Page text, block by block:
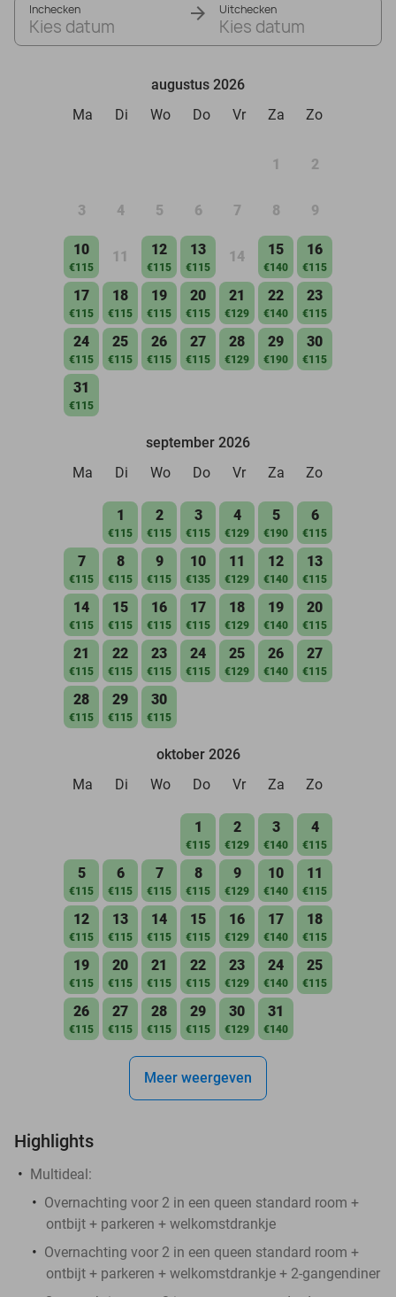
Inchecken
Kies datum
Uitchecken
Kies datum
augustus 2026
Ma
Di Wo Do Vr Za Zo
1 2
3 4 5 6 7 8 9
10
€115
11 12
€115
13
€115
14 15
€140
16
€115
17
€115
18
€115
19
€115
20
€115
21
€129
22
€140
23
€115
24
€115
25
€115
26
€115
27
€115
28
€129
29
€190
30
€115
31
€115
september 2026
Ma
Di Wo Do Vr Za Zo
1
€115
2
€115
3
€115
4
€129
5
€190
6
€115
7
€115
8
€115
9
€115
10
€135
11
€129
12
€140
13
€115
14
€115
15
€115
16
€115
17
€115
18
€129
19
€140
20
€115
21
€115
22
€115
23
€115
24
€115
25
€129
26
€140
27
€115
28
€115
29
€115
30
€115
oktober 2026
Ma
Di Wo Do Vr Za Zo
1
€115
2
€129
3
€140
4
€115
5
€115
6
€115
7
€115
8
€115
9
€129
10
€140
11
€115
12
€115
13
€115
14
€115
15
€115
16
€129
17
€140
18
€115
19
€115
20
€115
21
€115
22
€115
23
€129
24
€140
25
€115
26
€115
27
€115
28
€115
29
€115
30
€129
31
€140
Meer weergeven
Highlights
Multideal:
Overnachting voor 2 in een queen standard room +
ontbijt + parkeren + welkomstdrankje
Overnachting voor 2 in een queen standard room +
ontbijt + parkeren + welkomstdrankje + 2-gangendiner